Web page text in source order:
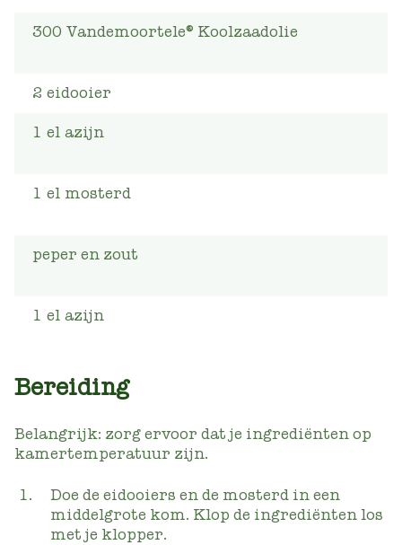
300 Vandemoortele® Koolzaadolie
2 eidooier
1 el azijn
1 el mosterd
peper en zout
1 el azijn
Bereiding
Belangrijk: zorg ervoor dat je ingrediënten op
kamertemperatuur zijn.
Doe de eidooiers en de mosterd in een
middelgrote kom. Klop de ingrediënten los
met je klopper.